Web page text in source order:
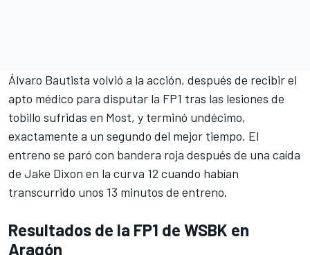
Álvaro Bautista volvió a la acción, después de recibir el
apto médico para disputar la FP1 tras las lesiones de
tobillo sufridas en Most, y terminó undécimo,
exactamente a un segundo del mejor tiempo. El
entreno se paró con bandera roja después de una caída
de Jake Dixon en la curva 12 cuando habían
transcurrido unos 13 minutos de entreno.
Resultados de la FP1 de WSBK en
Aragón